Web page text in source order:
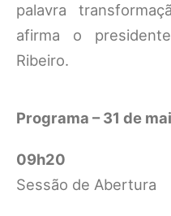
palavra
afirma o
Ribeiro.
Programa – 31 de
09h20
Sessão de Abertura